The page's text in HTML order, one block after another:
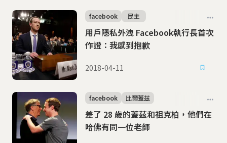
用戶隱私外洩 Facebook執行長首次
作證：我感到抱歉
facebook 民主
2018-04-11
差了 28 歲的蓋茲和祖克柏，他們在
哈佛有同一位老師
facebook 比爾蓋茲